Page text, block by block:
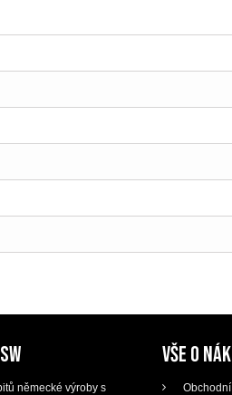
německé výroby s
VŠE O